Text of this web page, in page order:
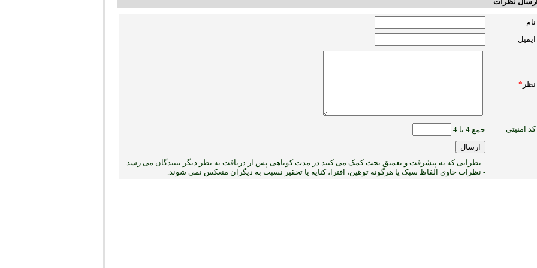
نام
ایمیل
نظر *
کد امنیتی جمع 4 با 4
- نظراتی که به پیشرفت و تعمیق بحث کمک می کنند در مدت کوتاهی پس از دریافت به نظر دیگر بینندگان می رسد.
- نظرات حاوی الفاظ سبک یا هرگونه توهین، افترا، کنایه یا تحقیر نسبت به دیگران منعکس نمی ‏شوند.